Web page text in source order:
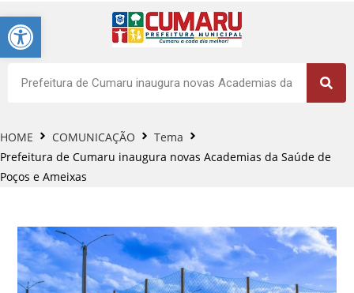
Barra de Ferramentas Aberta
HOME COMUNICAÇÃO
Tema
Prefeitura de Cumaru inaugura novas Academias da Saúde de
Poços e Ameixas